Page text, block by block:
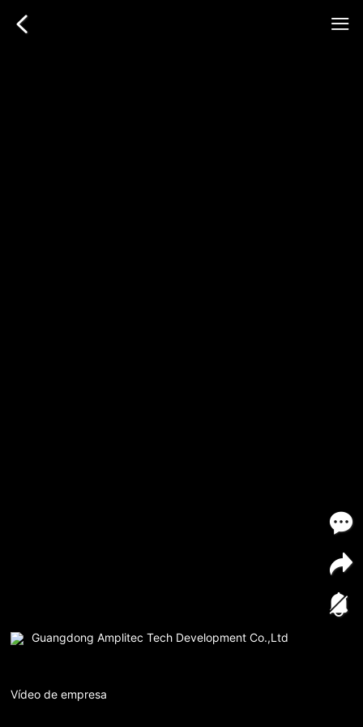
Guangdong Amplitec Tech Development Co.,Ltd
Vídeo de empresa